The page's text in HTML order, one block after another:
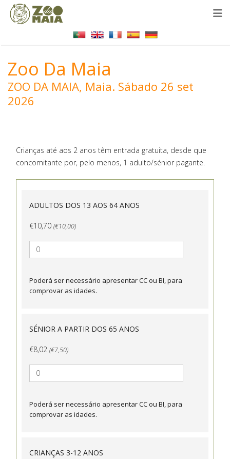
Zoo Da Maia
ZOO DA MAIA, Maia. Sábado 26 set
2026
Crianças até aos 2 anos têm entrada gratuita, desde que
concomitante por, pelo menos, 1 adulto/sénior pagante.
ADULTOS DOS 13 AOS 64 ANOS
€10,70 (€10,00)
Poderá ser necessário apresentar CC ou BI, para
comprovar as idades.
SÉNIOR A PARTIR DOS 65 ANOS
€8,02 (€7,50)
Poderá ser necessário apresentar CC ou BI, para
comprovar as idades.
CRIANÇAS 3-12 ANOS